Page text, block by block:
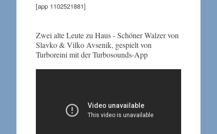
[app 1102521881]
Zwei alte Leute zu Haus - Schöner Walzer von
Slavko & Vilko Avsenik, gespielt von
Turboreini mit der Turbosounds-App